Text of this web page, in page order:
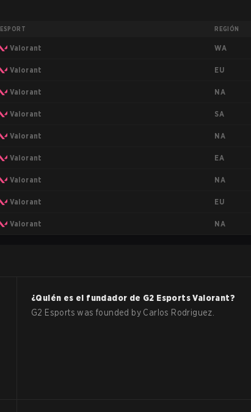
ESPORT REGIÓN
Valorant WA
Valorant EU
Valorant NA
Valorant SA
Valorant NA
Valorant EA
Valorant NA
Valorant EU
Valorant NA
¿Quién es el fundador de G2 Esports Valorant?
G2 Esports was founded by Carlos Rodriguez.